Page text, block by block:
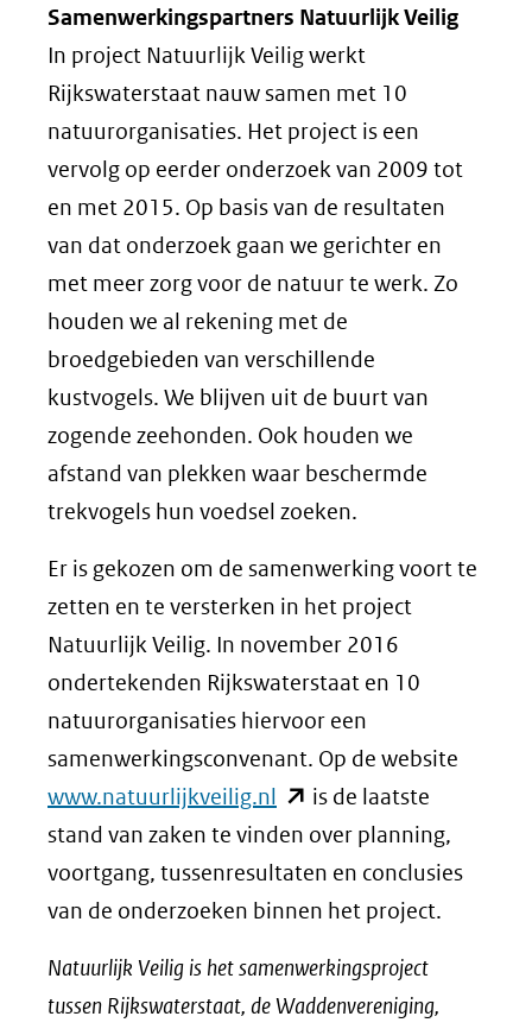
Samenwerkingspartners Natuurlijk Veilig
In project Natuurlijk Veilig werkt
Rijkswaterstaat nauw samen met 10
natuurorganisaties. Het project is een
vervolg op eerder onderzoek van 2009 tot
en met 2015. Op basis van de resultaten
van dat onderzoek gaan we gerichter en
met meer zorg voor de natuur te werk. Zo
houden we al rekening met de
broedgebieden van verschillende
kustvogels. We blijven uit de buurt van
zogende zeehonden. Ook houden we
afstand van plekken waar beschermde
trekvogels hun voedsel zoeken.
Er is gekozen om de samenwerking voort te
zetten en te versterken in het project
Natuurlijk Veilig. In november 2016
ondertekenden Rijkswaterstaat en 10
natuurorganisaties hiervoor een
samenwerkingsconvenant. Op de website
www.natuurlijkveilig.nl (opent
in
nieuw
venster)
is de laatste
stand van zaken te vinden over planning,
voortgang, tussenresultaten en conclusies
van de onderzoeken binnen het project.
Natuurlijk Veilig is het samenwerkingsproject
tussen Rijkswaterstaat, de Waddenvereniging,